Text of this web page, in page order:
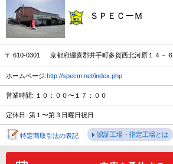
ＳＰＥＣーＭ
〒 610-0301 京都府綴喜郡井手町多賀西北河原１４－６
ホームページ:http://specm.net/index.php
営業時間: １０：００〜１７：００
定休日: 第１〜第３日曜日祝日
特定商取引法の表記 認証工場・指定工場とは